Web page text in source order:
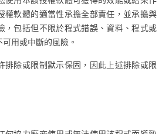
權軟體的適當性承擔全部責任，並承擔與
，包括但不限於程式錯誤、資料、程式或
用或中斷的風險。
排除或限制默示保固，因此上述排除或限